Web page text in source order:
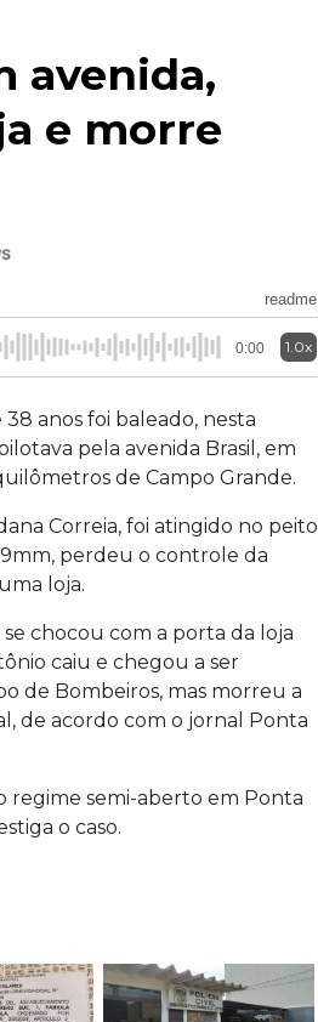
avenida,
e morre
readme
0:00 1.0x
anos foi baleado, nesta
pela avenida Brasil, em
de Campo Grande.
Correia, foi atingido no peito
perdeu o controle da
loja.
chocou com a porta da loja
caiu e chegou a ser
de Bombeiros, mas morreu a
de acordo com o jornal Ponta
regime semi-aberto em Ponta
o caso.